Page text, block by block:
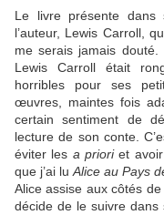
Le livre présente dans
l’auteur, Lewis Carroll,
me serais jamais douté.
Lewis Carroll était
horribles pour ses
œuvres, maintes fois
certain sentiment de
lecture de son conte.
éviter les a prioriet avoir
que j’ai lu Alice au Pays
Alice assise aux côtés
décide de le suivre